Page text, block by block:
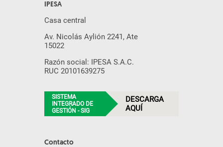
IPESA
Casa central
Av. Nicolás Aylión 2241, Ate
15022
Razón social: IPESA S.A.C.
RUC 20101639275
SISTEMA
INTEGRADO DE
GESTIÓN - SIG
DESCARGA
AQUÍ
Contacto